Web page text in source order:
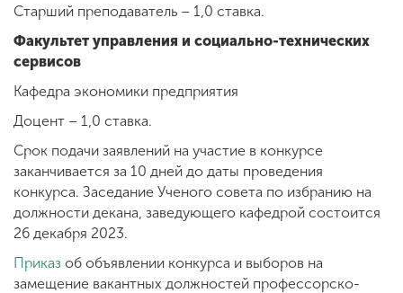
Старший преподаватель – 1,0 ставка.
Факультет управления и социально-технических
сервисов
Кафедра экономики предприятия
Доцент – 1,0 ставка.
Срок подачи заявлений на участие в конкурсе
заканчивается за 10 дней до даты проведения
конкурса. Заседание Ученого совета по избранию на
должности декана, заведующего кафедрой состоится
26 декабря 2023.
Приказ об объявлении конкурса и выборов на
замещение вакантных должностей профессорско-